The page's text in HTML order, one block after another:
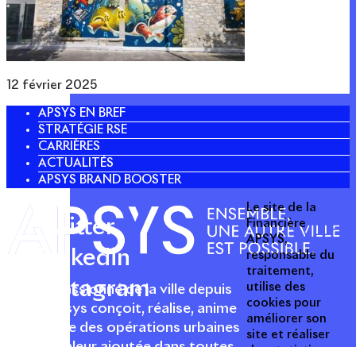
12 février 2025
APSYS EN BREF
STRATÉGIE RSE
CARRIÈRES
ACTUALITÉS
APSYS BRAND BOOSTER
Acteur passionné de la ville depuis
1996, Apsys conçoit, réalise, anime
et valorise des opérations urbaines
Twitter
Linkedin
Instagram
Le site de la
Financière
APSYS,
responsable du
traitement,
utilise des
cookies pour
améliorer son
site et réaliser